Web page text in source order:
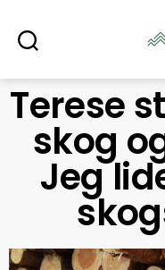
Terese
skog
Jeg